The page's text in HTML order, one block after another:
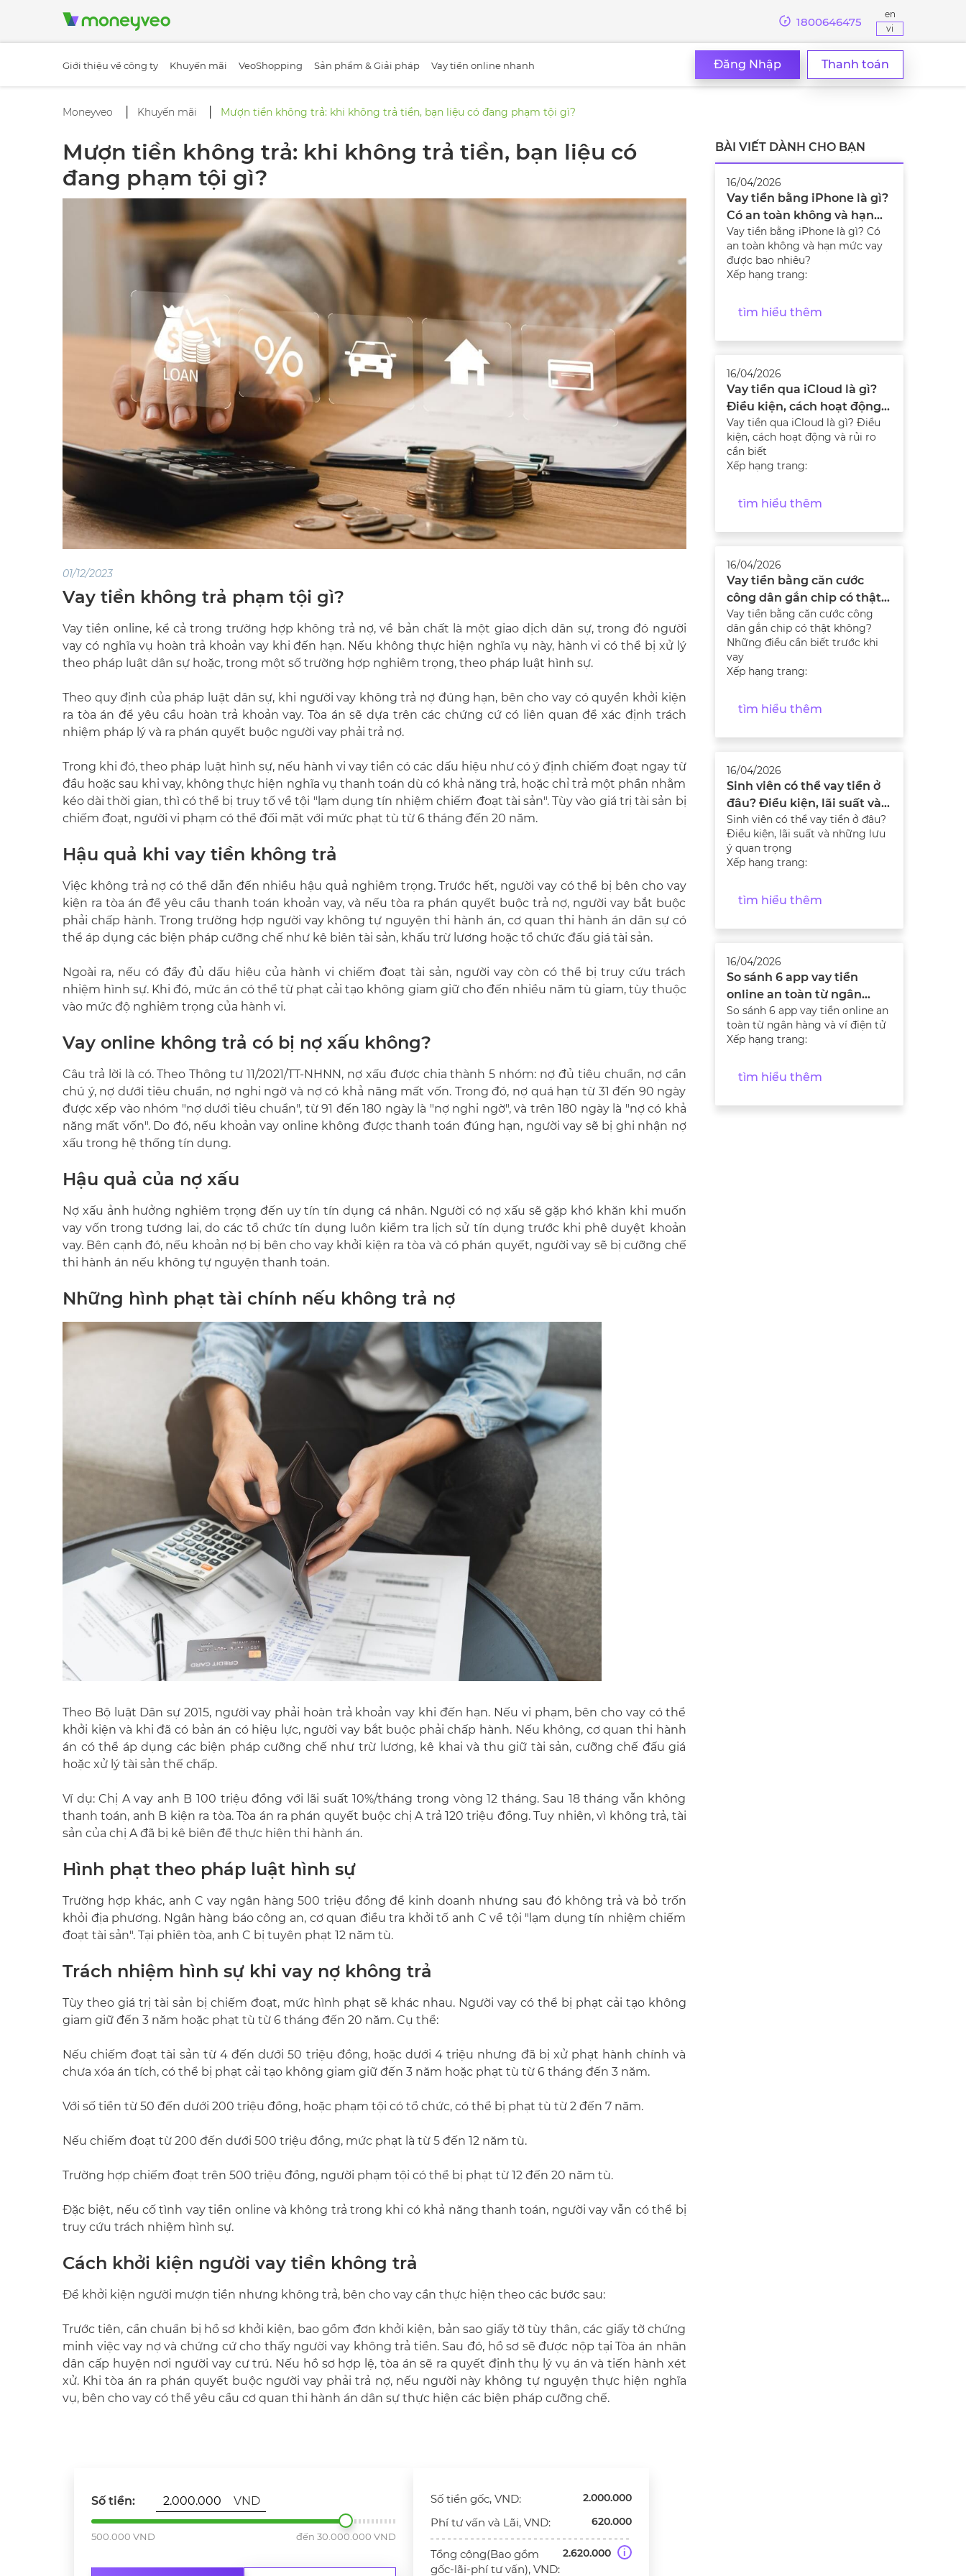
1800646475
en
vi
Giới thiệu về công ty Khuyến mãi VeoShopping Sản phẩm & Giải pháp Vay tiền online nhanh Đăng Nhập Thanh toán
Moneyveo Khuyến mãi Mượn tiền không trả: khi không trả tiền, bạn liệu có đang phạm tội gì?
Mượn tiền không trả: khi không trả tiền, bạn liệu có
đang phạm tội gì?
01/12/2023
Vay tiền không trả phạm tội gì?
Vay tiền online, kể cả trong trường hợp không trả nợ, về bản chất là một giao dịch dân sự, trong đó người
vay có nghĩa vụ hoàn trả khoản vay khi đến hạn. Nếu không thực hiện nghĩa vụ này, hành vi có thể bị xử lý
theo pháp luật dân sự hoặc, trong một số trường hợp nghiêm trọng, theo pháp luật hình sự.
Theo quy định của pháp luật dân sự, khi người vay không trả nợ đúng hạn, bên cho vay có quyền khởi kiện
ra tòa án để yêu cầu hoàn trả khoản vay. Tòa án sẽ dựa trên các chứng cứ có liên quan để xác định trách
nhiệm pháp lý và ra phán quyết buộc người vay phải trả nợ.
Trong khi đó, theo pháp luật hình sự, nếu hành vi vay tiền có các dấu hiệu như có ý định chiếm đoạt ngay từ
đầu hoặc sau khi vay, không thực hiện nghĩa vụ thanh toán dù có khả năng trả, hoặc chỉ trả một phần nhằm
kéo dài thời gian, thì có thể bị truy tố về tội "lạm dụng tín nhiệm chiếm đoạt tài sản". Tùy vào giá trị tài sản bị
chiếm đoạt, người vi phạm có thể đối mặt với mức phạt tù từ 6 tháng đến 20 năm.
Hậu quả khi vay tiền không trả
Việc không trả nợ có thể dẫn đến nhiều hậu quả nghiêm trọng. Trước hết, người vay có thể bị bên cho vay
kiện ra tòa án để yêu cầu thanh toán khoản vay, và nếu tòa ra phán quyết buộc trả nợ, người vay bắt buộc
phải chấp hành. Trong trường hợp người vay không tự nguyện thi hành án, cơ quan thi hành án dân sự có
thể áp dụng các biện pháp cưỡng chế như kê biên tài sản, khấu trừ lương hoặc tổ chức đấu giá tài sản.
Ngoài ra, nếu có đầy đủ dấu hiệu của hành vi chiếm đoạt tài sản, người vay còn có thể bị truy cứu trách
nhiệm hình sự. Khi đó, mức án có thể từ phạt cải tạo không giam giữ cho đến nhiều năm tù giam, tùy thuộc
vào mức độ nghiêm trọng của hành vi.
Vay online không trả có bị nợ xấu không?
Câu trả lời là có. Theo Thông tư 11/2021/TT-NHNN, nợ xấu được chia thành 5 nhóm: nợ đủ tiêu chuẩn, nợ cần
chú ý, nợ dưới tiêu chuẩn, nợ nghi ngờ và nợ có khả năng mất vốn. Trong đó, nợ quá hạn từ 31 đến 90 ngày
được xếp vào nhóm "nợ dưới tiêu chuẩn", từ 91 đến 180 ngày là "nợ nghi ngờ", và trên 180 ngày là "nợ có khả
năng mất vốn". Do đó, nếu khoản vay online không được thanh toán đúng hạn, người vay sẽ bị ghi nhận nợ
xấu trong hệ thống tín dụng.
Hậu quả của nợ xấu
Nợ xấu ảnh hưởng nghiêm trọng đến uy tín tín dụng cá nhân. Người có nợ xấu sẽ gặp khó khăn khi muốn
vay vốn trong tương lai, do các tổ chức tín dụng luôn kiểm tra lịch sử tín dụng trước khi phê duyệt khoản
vay. Bên cạnh đó, nếu khoản nợ bị bên cho vay khởi kiện ra tòa và có phán quyết, người vay sẽ bị cưỡng chế
thi hành án nếu không tự nguyện thanh toán.
Những hình phạt tài chính nếu không trả nợ
Theo Bộ luật Dân sự 2015, người vay phải hoàn trả khoản vay khi đến hạn. Nếu vi phạm, bên cho vay có thể
khởi kiện và khi đã có bản án có hiệu lực, người vay bắt buộc phải chấp hành. Nếu không, cơ quan thi hành
án có thể áp dụng các biện pháp cưỡng chế như trừ lương, kê khai và thu giữ tài sản, cưỡng chế đấu giá
hoặc xử lý tài sản thế chấp.
Ví dụ: Chị A vay anh B 100 triệu đồng với lãi suất 10%/tháng trong vòng 12 tháng. Sau 18 tháng vẫn không
thanh toán, anh B kiện ra tòa. Tòa án ra phán quyết buộc chị A trả 120 triệu đồng. Tuy nhiên, vì không trả, tài
sản của chị A đã bị kê biên để thực hiện thi hành án.
Hình phạt theo pháp luật hình sự
Trường hợp khác, anh C vay ngân hàng 500 triệu đồng để kinh doanh nhưng sau đó không trả và bỏ trốn
khỏi địa phương. Ngân hàng báo công an, cơ quan điều tra khởi tố anh C về tội "lạm dụng tín nhiệm chiếm
đoạt tài sản". Tại phiên tòa, anh C bị tuyên phạt 12 năm tù.
Trách nhiệm hình sự khi vay nợ không trả
Tùy theo giá trị tài sản bị chiếm đoạt, mức hình phạt sẽ khác nhau. Người vay có thể bị phạt cải tạo không
giam giữ đến 3 năm hoặc phạt tù từ 6 tháng đến 20 năm. Cụ thể:
Nếu chiếm đoạt tài sản từ 4 đến dưới 50 triệu đồng, hoặc dưới 4 triệu nhưng đã bị xử phạt hành chính và
chưa xóa án tích, có thể bị phạt cải tạo không giam giữ đến 3 năm hoặc phạt tù từ 6 tháng đến 3 năm.
Với số tiền từ 50 đến dưới 200 triệu đồng, hoặc phạm tội có tổ chức, có thể bị phạt tù từ 2 đến 7 năm.
Nếu chiếm đoạt từ 200 đến dưới 500 triệu đồng, mức phạt là từ 5 đến 12 năm tù.
Trường hợp chiếm đoạt trên 500 triệu đồng, người phạm tội có thể bị phạt từ 12 đến 20 năm tù.
Đặc biệt, nếu cố tình vay tiền online và không trả trong khi có khả năng thanh toán, người vay vẫn có thể bị
truy cứu trách nhiệm hình sự.
Cách khởi kiện người vay tiền không trả
Để khởi kiện người mượn tiền nhưng không trả, bên cho vay cần thực hiện theo các bước sau:
Trước tiên, cần chuẩn bị hồ sơ khởi kiện, bao gồm đơn khởi kiện, bản sao giấy tờ tùy thân, các giấy tờ chứng
minh việc vay nợ và chứng cứ cho thấy người vay không trả tiền. Sau đó, hồ sơ sẽ được nộp tại Tòa án nhân
dân cấp huyện nơi người vay cư trú. Nếu hồ sơ hợp lệ, tòa án sẽ ra quyết định thụ lý vụ án và tiến hành xét
xử. Khi tòa án ra phán quyết buộc người vay phải trả nợ, nếu người này không tự nguyện thực hiện nghĩa
vụ, bên cho vay có thể yêu cầu cơ quan thi hành án dân sự thực hiện các biện pháp cưỡng chế.
Số tiền: VND
500.000 VND đến 30.000.000 VND
Số tiền gốc, VND: 2.000.000
Phí tư vấn và Lãi, VND: 620.000
Tổng cộng(Bao gồm
gốc-lãi-phí tư vấn), VND:
2.620.000 i
BÀI VIẾT DÀNH CHO BẠN
16/04/2026
Vay tiền bằng iPhone là gì?
Có an toàn không và hạn
mức vay được bao nhiêu?
Vay tiền bằng iPhone là gì? Có
an toàn không và hạn mức vay
được bao nhiêu?
Xếp hạng trang:
tìm hiểu thêm
16/04/2026
Vay tiền qua iCloud là gì?
Điều kiện, cách hoạt động
và rủi ro cần biết
Vay tiền qua iCloud là gì? Điều
kiện, cách hoạt động và rủi ro
cần biết
Xếp hạng trang:
tìm hiểu thêm
16/04/2026
Vay tiền bằng căn cước
công dân gắn chip có thật
không? Những điều cần
biết trước khi vay
Vay tiền bằng căn cước công
dân gắn chip có thật không?
Những điều cần biết trước khi
vay
Xếp hạng trang:
tìm hiểu thêm
16/04/2026
Sinh viên có thể vay tiền ở
đâu? Điều kiện, lãi suất và
những lưu ý quan trọng
Sinh viên có thể vay tiền ở đâu?
Điều kiện, lãi suất và những lưu
ý quan trọng
Xếp hạng trang:
tìm hiểu thêm
16/04/2026
So sánh 6 app vay tiền
online an toàn từ ngân
hàng và ví điện tử
So sánh 6 app vay tiền online an
toàn từ ngân hàng và ví điện tử
Xếp hạng trang:
tìm hiểu thêm